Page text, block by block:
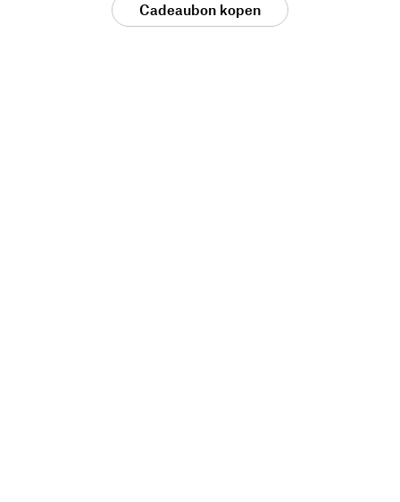
Cadeaubon kopen